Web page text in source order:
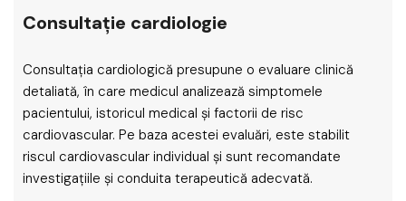
Consultație cardiologie
Consultația cardiologică presupune o evaluare clinică
detaliată, în care medicul analizează simptomele
pacientului, istoricul medical și factorii de risc
cardiovascular. Pe baza acestei evaluări, este stabilit
riscul cardiovascular individual și sunt recomandate
investigațiile și conduita terapeutică adecvată.